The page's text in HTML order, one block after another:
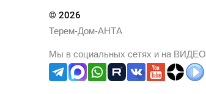
© 2026
Терем-Дом-АНТА
Мы в социальных сетях и на ВИДЕО